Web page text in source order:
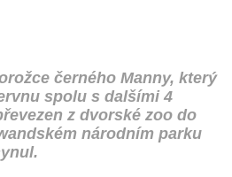
černého Manny, který
spolu s dalšími 4
z dvorské zoo do
národním parku